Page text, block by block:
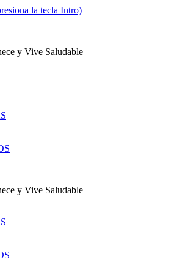
la tecla Intro)
y Vive Saludable
y Vive Saludable